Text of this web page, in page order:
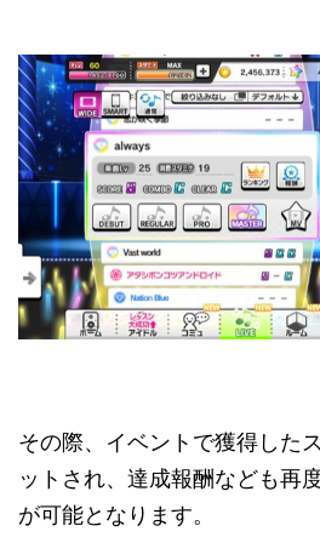
その際、イベントで獲得した
ットされ、達成報酬なども再
が可能となります。